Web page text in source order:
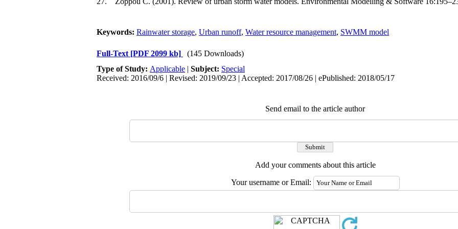
Keywords: Rainwater storage, Urban runoff, Water resource management, SWMM model
Full-Text [PDF 2099 kb]
(145 Downloads)
Type of Study: Applicable | Subject: Special
Received: 2016/09/6 | Revised: 2019/09/23 | Accepted: 2017/08/26 | ePublished: 2018/05/17
Send email to the article author
Add your comments about this article
Your username or Email: